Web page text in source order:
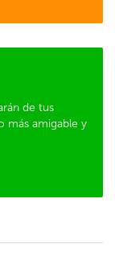
de tus
más amigable y